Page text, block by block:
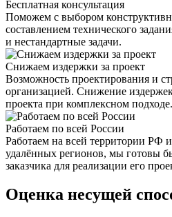
Бесплатная консультация
Поможем с выбором
составлением технического
и нестандартные задачи.
Снижаем издержки за проект
Возможность проектирования и
организацией. Снижение
проекта при комплексном подходе.
Работаем по всей России
Работаем на всей территории РФ
удалённых регионов, мы готовы
заказчика для реализации его
Оценка несущей